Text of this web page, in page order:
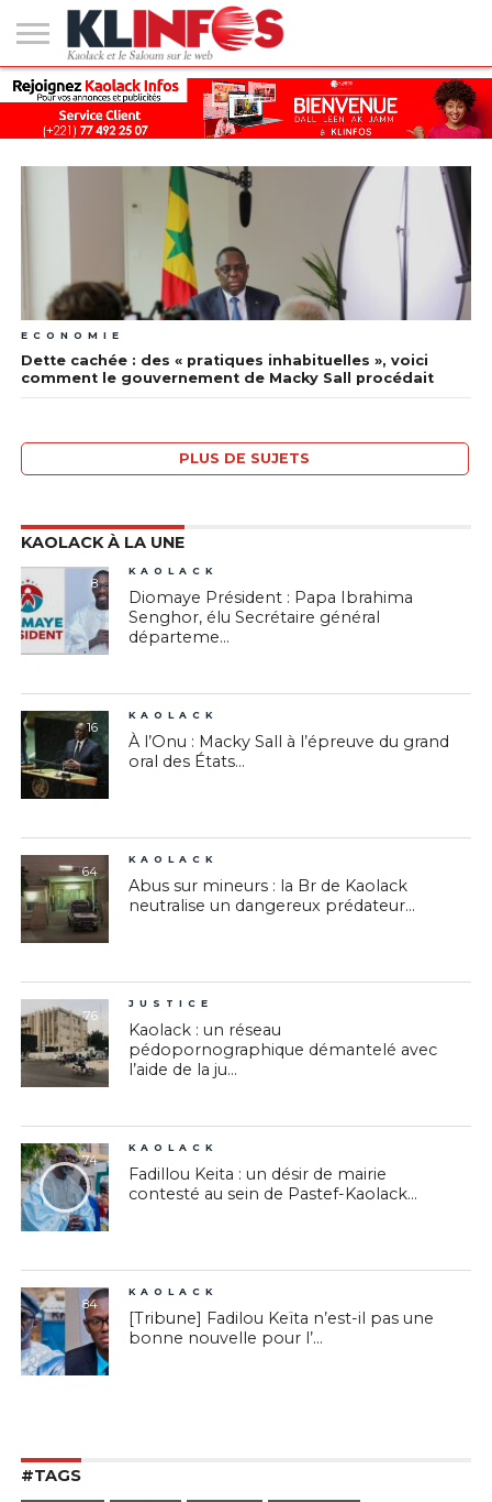
#2
(PAS
DE
TITRE)
KAOLACK
POLITIQUE
ECONOMIE
SOCIÉTÉ
CULTURE
PEOPLE
SPORT
SANTÉ
AFRIQUE
INTERNATIONAL
EMPLOI &
FORMATION
ECONOMIE
Dette cachée : des « pratiques inhabituelles », voici
comment le gouvernement de Macky Sall procédait
PLUS DE SUJETS
KAOLACK À LA UNE
8
KAOLACK
Diomaye Président : Papa Ibrahima
Senghor, élu Secrétaire général
départeme...
16
KAOLACK
À l’Onu : Macky Sall à l’épreuve du grand
oral des États...
64
KAOLACK
Abus sur mineurs : la Br de Kaolack
neutralise un dangereux prédateur...
76
JUSTICE
Kaolack : un réseau
pédopornographique démantelé avec
l’aide de la ju...
74
KAOLACK
Fadillou Keita : un désir de mairie
contesté au sein de Pastef-Kaolack...
84
KAOLACK
[Tribune] Fadilou Keïta n’est-il pas une
bonne nouvelle pour l’...
#TAGS